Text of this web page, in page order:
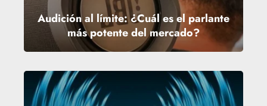
Audición al límite: ¿Cuál es el parlante
más potente del mercado?